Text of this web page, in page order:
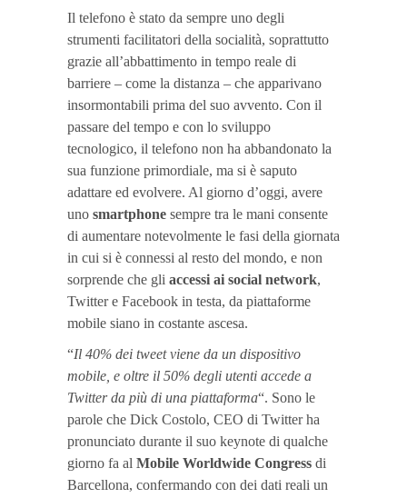
Il telefono è stato da sempre uno degli
strumenti facilitatori della socialità, soprattutto
grazie all’abbattimento in tempo reale di
barriere – come la distanza – che apparivano
insormontabili prima del suo avvento. Con il
passare del tempo e con lo sviluppo
tecnologico, il telefono non ha abbandonato la
sua funzione primordiale, ma si è saputo
adattare ed evolvere. Al giorno d’oggi, avere
uno smartphone sempre tra le mani consente
di aumentare notevolmente le fasi della giornata
in cui si è connessi al resto del mondo, e non
sorprende che gli accessi ai social network,
Twitter e Facebook in testa, da piattaforme
mobile siano in costante ascesa.
“Il 40% dei tweet viene da un dispositivo
mobile, e oltre il 50% degli utenti accede a
Twitter da più di una piattaforma“. Sono le
parole che Dick Costolo, CEO di Twitter ha
pronunciato durante il suo keynote di qualche
giorno fa al Mobile Worldwide Congress di
Barcellona, confermando con dei dati reali un